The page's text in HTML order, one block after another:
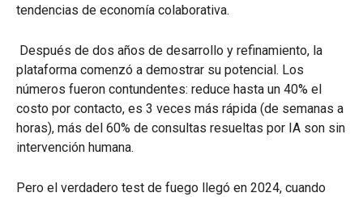
tendencias de economía colaborativa.
Después de dos años de desarrollo y refinamiento, la
plataforma comenzó a demostrar su potencial. Los
números fueron contundentes: reduce hasta un 40% el
costo por contacto, es 3 veces más rápida (de semanas a
horas), más del 60% de consultas resueltas por IA son sin
intervención humana.
Pero el verdadero test de fuego llegó en 2024, cuando